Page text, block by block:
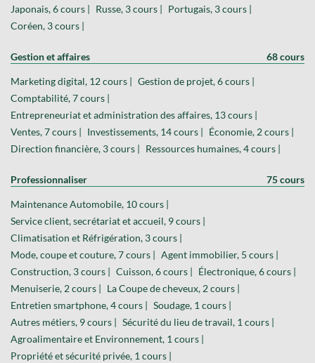
Japonais, 6 cours |
Russe, 3 cours |
Portugais, 3 cours |
Coréen, 3 cours |
Gestion et affaires 68 cours
Marketing digital, 12 cours |
Gestion de projet, 6 cours |
Comptabilité, 7 cours |
Entrepreneuriat et administration des affaires, 13 cours |
Ventes, 7 cours |
Investissements, 14 cours |
Économie, 2 cours |
Direction financière, 3 cours |
Ressources humaines, 4 cours |
Professionnaliser 75 cours
Maintenance Automobile, 10 cours |
Service client, secrétariat et accueil, 9 cours |
Climatisation et Réfrigération, 3 cours |
Mode, coupe et couture, 7 cours |
Agent immobilier, 5 cours |
Construction, 3 cours |
Cuisson, 6 cours |
Électronique, 6 cours |
Menuiserie, 2 cours |
La Coupe de cheveux, 2 cours |
Entretien smartphone, 4 cours |
Soudage, 1 cours |
Autres métiers, 9 cours |
Sécurité du lieu de travail, 1 cours |
Agroalimentaire et Environnement, 1 cours |
Propriété et sécurité privée, 1 cours |